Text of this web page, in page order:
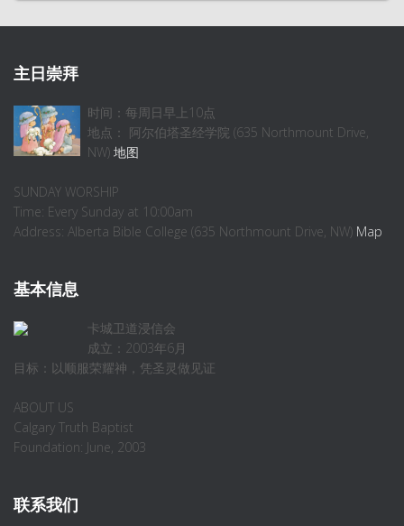
主日崇拜
时间：每周日早上10点
地点： 阿尔伯塔圣经学院 (635 Northmount Drive,
NW) 地图
SUNDAY WORSHIP
Time: Every Sunday at 10:00am
Address: Alberta Bible College (635 Northmount Drive, NW) Map
基本信息
卡城卫道浸信会
成立：2003年6月
目标：以顺服荣耀神，凭圣灵做见证
ABOUT US
Calgary Truth Baptist
Foundation: June, 2003
联系我们